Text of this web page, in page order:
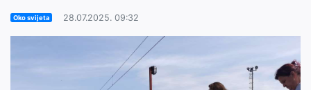
Oko svijeta 28.07.2025. 09:32